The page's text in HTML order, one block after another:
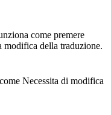
come premere
modifica della traduzione.
Necessita di modifica